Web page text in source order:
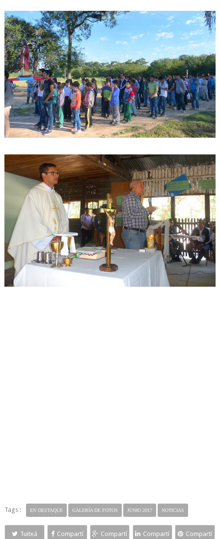
Tags : EN DESTAQUE GALERÍA DE FOTOS JUNIO 2017 NOTICIAS
Tuiteá Compartí Compartí Compartí Compartí